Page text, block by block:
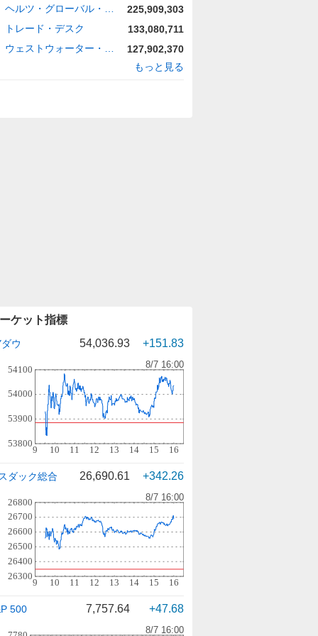
ヘルツ・グローバル・ホールディングス 225,909,303
トレード・デスク 133,080,711
ウェストウォーター・リソーシズ
127,902,370
もっと見る
ケット指標
ウ 54,036.93 +151.83
ダック総合 26,690.61 +342.26
500 7,757.64 +47.68